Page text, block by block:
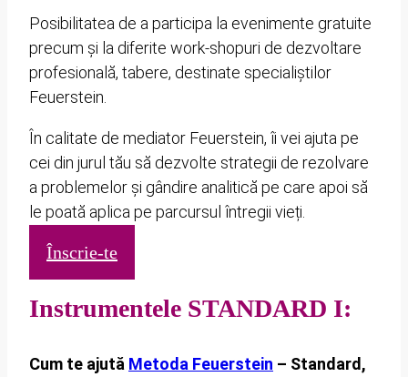
Posibilitatea de a participa la evenimente gratuite
precum și la diferite work-shopuri de dezvoltare
profesională, tabere, destinate specialiștilor
Feuerstein.
În calitate de mediator Feuerstein, îi vei ajuta pe
cei din jurul tău să dezvolte strategii de rezolvare
a problemelor și gândire analitică pe care apoi să
le poată aplica pe parcursul întregii vieți.
Înscrie-te
Instrumentele STANDARD I:
Cum te ajută Metoda Feuerstein – Standard,